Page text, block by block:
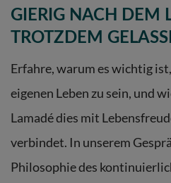
GIERIG NACH DEM
TROTZDEM
Erfahre, warum es wichtig
eigenen Leben zu sein, und
Lamadé dies mit
verbindet. In unserem
Philosophie des